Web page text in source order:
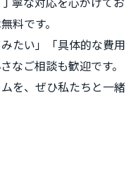
料です。
みたい」「具体的な費
なご相談も歓迎です。
を、ぜひ私たちと一